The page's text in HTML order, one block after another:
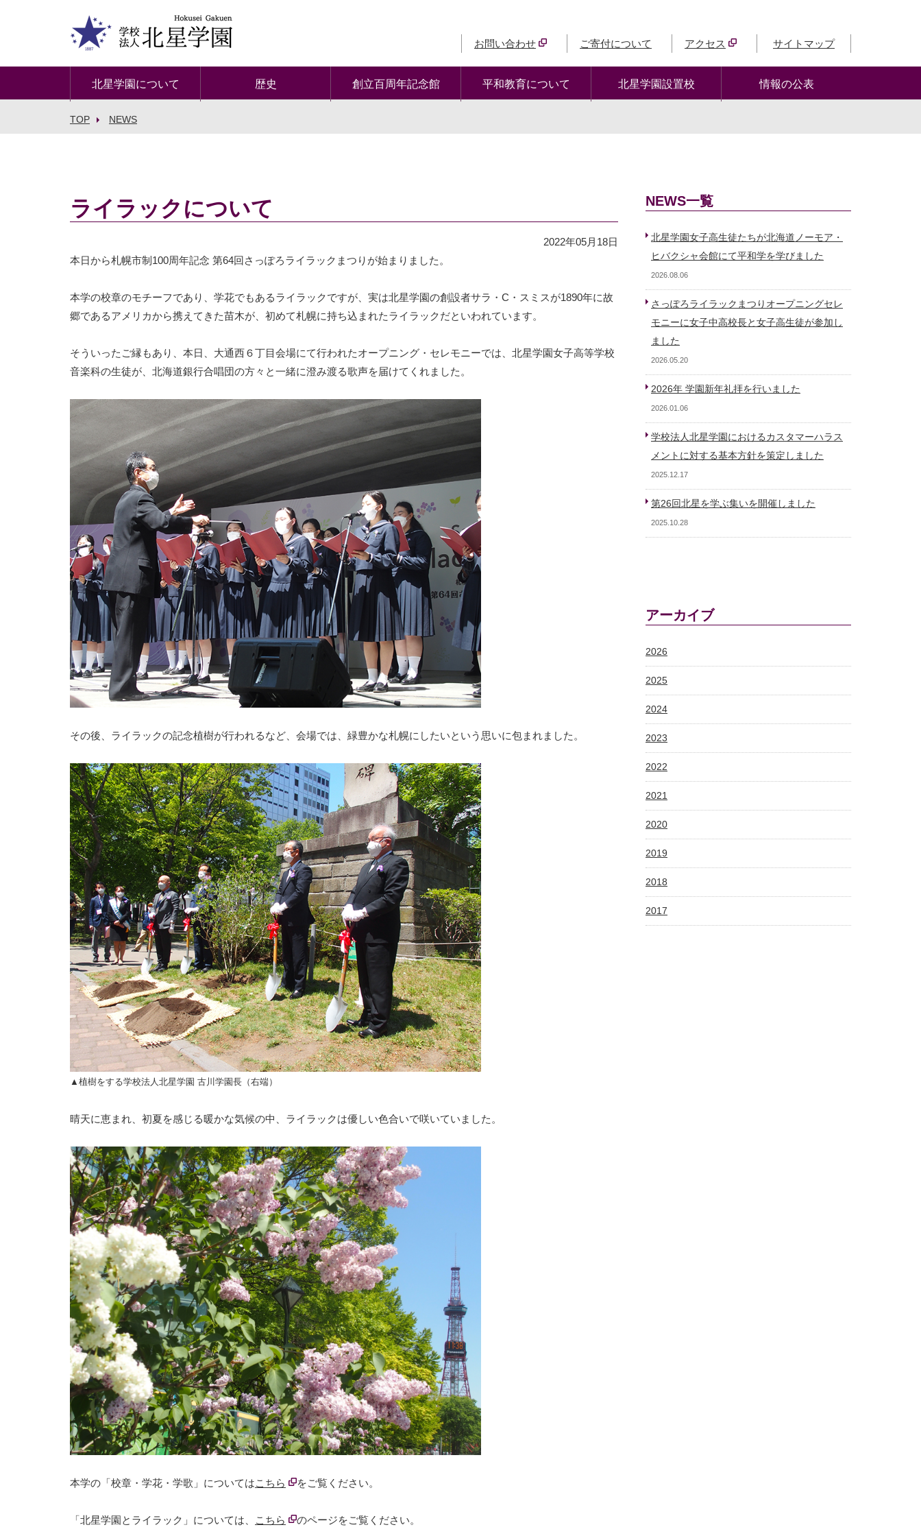
お問い合わせ ご寄付について アクセス サイトマップ
北星学園について 歴史 創立百周年記念館 平和教育について 北星学園設置校 情報の公表
TOP NEWS
ライラックについて
2022年05月18日
本日から札幌市制100周年記念 第64回さっぽろライラックまつりが始まりました。
本学の校章のモチーフであり、学花でもあるライラックですが、実は北星学園の創設者サラ・C・スミスが1890年に故
郷であるアメリカから携えてきた苗木が、初めて札幌に持ち込まれたライラックだといわれています。
そういったご縁もあり、本日、大通西６丁目会場にて行われたオープニング・セレモニーでは、北星学園女子高等学校
音楽科の生徒が、北海道銀行合唱団の方々と一緒に澄み渡る歌声を届けてくれました。
その後、ライラックの記念植樹が行われるなど、会場では、緑豊かな札幌にしたいという思いに包まれました。
▲植樹をする学校法人北星学園 古川学園長（右端）
晴天に恵まれ、初夏を感じる暖かな気候の中、ライラックは優しい色合いで咲いていました。
本学の「校章・学花・学歌」についてはこちら をご覧ください。
「北星学園とライラック」については、 こちら のページをご覧ください。
NEWS一覧
北星学園女子高生徒たちが北海道ノーモア・
ヒバクシャ会館にて平和学を学びました
2026.08.06
さっぽろライラックまつりオープニングセレ
モニーに女子中高校長と女子高生徒が参加し
ました
2026.05.20
2026年 学園新年礼拝を行いました
2026.01.06
学校法人北星学園におけるカスタマーハラス
メントに対する基本方針を策定しました
2025.12.17
第26回北星を学ぶ集いを開催しました
2025.10.28
アーカイブ
2026
2025
2024
2023
2022
2021
2020
2019
2018
2017